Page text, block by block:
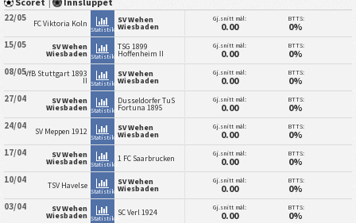
22/05 FC Viktoria Koln
Statistikk
SV Wehen
Wiesbaden
Gj.snitt mål:
0.00
BTTS:
0%
15/05 SV Wehen
Wiesbaden Statistikk
TSG 1899
Hoffenheim II
Gj.snitt mål:
0.00
BTTS:
0%
08/05VfB Stuttgart 1893
II Statistikk
SV Wehen
Wiesbaden
Gj.snitt mål:
0.00
BTTS:
0%
27/04 SV Wehen
Wiesbaden Statistikk
Dusseldorfer TuS
Fortuna 1895
Gj.snitt mål:
0.00
BTTS:
0%
24/04 SV Meppen 1912
Statistikk
SV Wehen
Wiesbaden
Gj.snitt mål:
0.00
BTTS:
0%
17/04 SV Wehen
Wiesbaden Statistikk
1 FC Saarbrucken Gj.snitt mål:
0.00
BTTS:
0%
10/04 TSV Havelse
Statistikk
SV Wehen
Wiesbaden
Gj.snitt mål:
0.00
BTTS:
0%
03/04 SV Wehen
Wiesbaden Statistikk
SC Verl 1924 Gj.snitt mål:
0.00
BTTS:
0%